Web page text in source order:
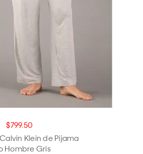
$799.50
Klein de Pijama
Hombre Gris